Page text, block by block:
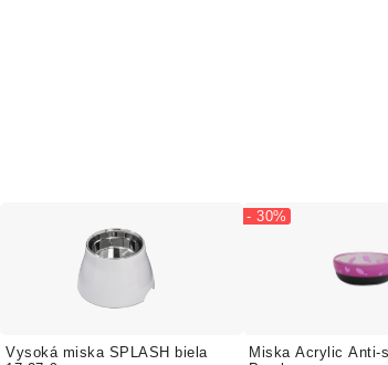
Vysoká miska SPLASH biela
Miska Acrylic Anti-
- 30%